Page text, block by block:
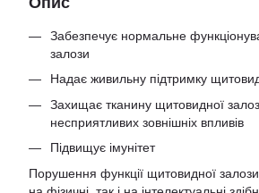
Забезпечує нормальне
залози
Надає живильну підтримку
Захищає тканину щитовидної
несприятливих зовнішніх впливів
Підвищує імунітет
Порушення функції щитовидної залози